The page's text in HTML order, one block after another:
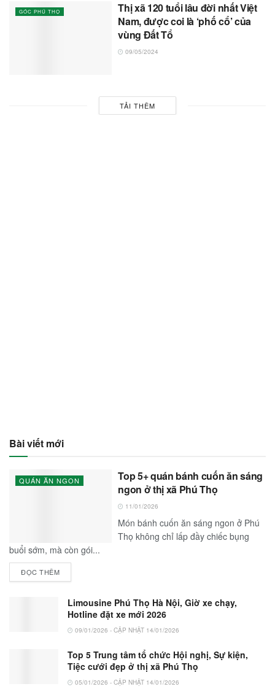
GÓC PHÚ THỌ
Thị xã 120 tuổi lâu đời nhất Việt
Nam, được coi là ‘phố cổ’ của
vùng Đất Tổ
09/05/2024
TẢI THÊM
Bài viết mới
QUÁN ĂN NGON
Top 5+ quán bánh cuốn ăn sáng
ngon ở thị xã Phú Thọ
11/01/2026
Món bánh cuốn ăn sáng ngon ở Phú
Thọ không chỉ lấp đầy chiếc bụng
buổi sớm, mà còn gói...
ĐỌC THÊM
Limousine Phú Thọ Hà Nội, Giờ xe chạy,
Hotline đặt xe mới 2026
09/01/2026 - CẬP NHẬT 14/01/2026
Top 5 Trung tâm tổ chức Hội nghị, Sự kiện,
Tiệc cưới đẹp ở thị xã Phú Thọ
05/01/2026 - CẬP NHẬT 14/01/2026